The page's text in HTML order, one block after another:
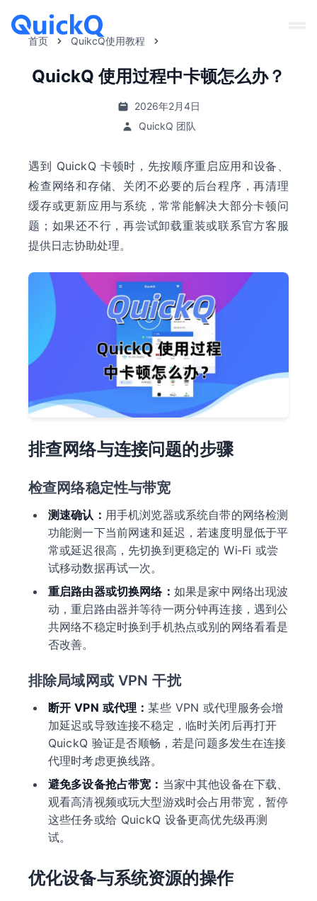
首页 QuikcQ使用教程
QuickQ 使用过程中卡顿怎么办？
2026年2月4日
QuickQ 团队
遇到 QuickQ 卡顿时，先按顺序重启应用和设备、
检查网络和存储、关闭不必要的后台程序，再清理
缓存或更新应用与系统，常常能解决大部分卡顿问
题；如果还不行，再尝试卸载重装或联系官方客服
提供日志协助处理。
排查网络与连接问题的步骤
检查网络稳定性与带宽
测速确认： 用手机浏览器或系统自带的网络检测
功能测一下当前网速和延迟，若速度明显低于平
常或延迟很高，先切换到更稳定的 Wi‑Fi 或尝
试移动数据再试一次。
重启路由器或切换网络： 如果是家中网络出现波
动，重启路由器并等待一两分钟再连接，遇到公
共网络不稳定时换到手机热点或别的网络看看是
否改善。
排除局域网或 VPN 干扰
断开 VPN 或代理：某些 VPN 或代理服务会增
加延迟或导致连接不稳定，临时关闭后再打开
QuickQ 验证是否顺畅，若是问题多发生在连接
代理时考虑更换线路。
避免多设备抢占带宽： 当家中其他设备在下载、
观看高清视频或玩大型游戏时会占用带宽，暂停
这些任务或给 QuickQ 设备更高优先级再测
试。
优化设备与系统资源的操作